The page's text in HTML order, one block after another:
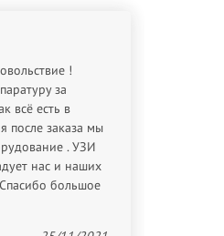
!
за
всё есть в
после заказа мы
. УЗИ
нас и наших
большое